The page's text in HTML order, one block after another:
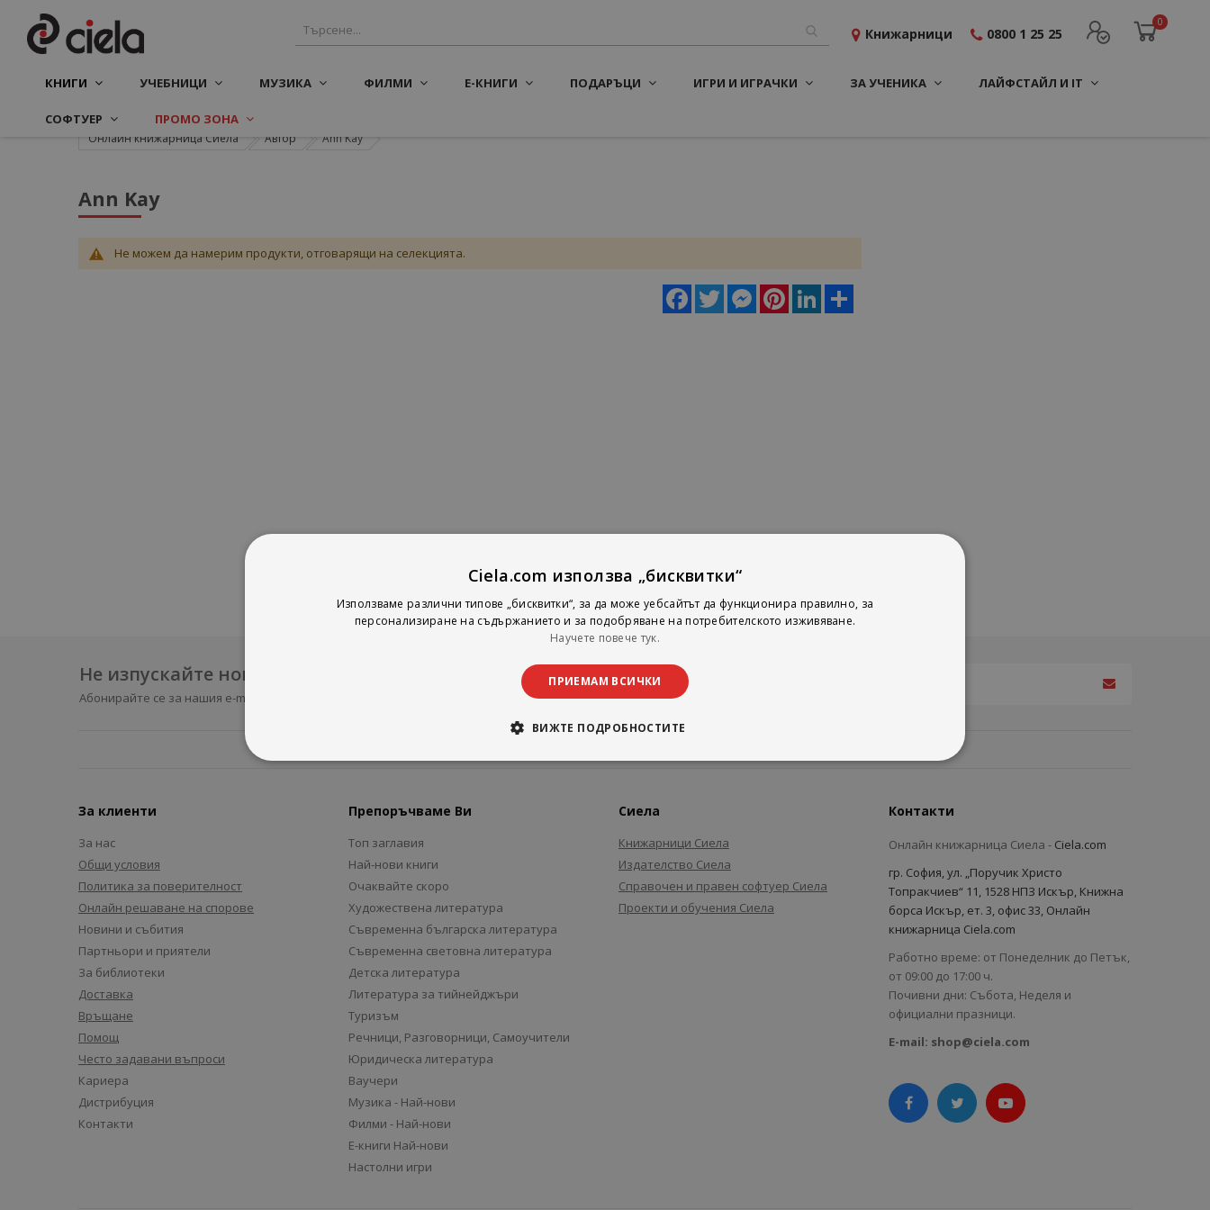
0
Книжарници 0800 1 25 25
КНИГИ УЧЕБНИЦИ МУЗИКА ФИЛМИ Е-КНИГИ ПОДАРЪЦИ ИГРИ И ИГРАЧКИ ЗА УЧЕНИКА ЛАЙФСТАЙЛ И IT
СОФТУЕР ПРОМО ЗОНА
Онлайн книжарница Сиела Автор Ann Kay
Ann Kay
Не можем да намерим продукти, отговарящи на селекцията.
Facebook
Twitter MessengerPinterestLinkedIn
Не изпускайте нови продукти и промоции
Абонирайте се за нашия e-mail бюлетин
За клиенти
За нас
Общи условия
Политика за поверителност
Онлайн решаване на спорове
Новини и събития
Партньори и приятели
За библиотеки
Доставка
Връщане
Помощ
Често задавани въпроси
Кариера
Дистрибуция
Контакти
Препоръчваме Ви
Топ заглавия
Най-нови книги
Очаквайте скоро
Художествена литература
Съвременна българска литература
Съвременна световна литература
Детска литература
Литература за тийнейджъри
Туризъм
Речници, Разговорници, Самоучители
Юридическа литература
Ваучери
Музика - Най-нови
Филми - Най-нови
Е-книги Най-нови
Настолни игри
Сиела
Книжарници Сиела
Издателство Сиела
Справочен и правен софтуер Сиела
Проекти и обучения Сиела
Контакти
Онлайн книжарница Сиела - Ciela.com
гр. София, ул. „Поручик Христо
Топракчиев“ 11, 1528 НПЗ Искър, Книжна
борса Искър, ет. 3, офис 33, Онлайн
книжарница Ciela.com
Работно време: от Понеделник до Петък,
от 09:00 до 17:00 ч.
Почивни дни: Събота, Неделя и
официални празници.
E-mail: shop@ciela.com
Ciela.com използва „бисквитки“
Използваме различни типове „бисквитки“, за да може уебсайтът да функционира правилно, за
персонализиране на съдържанието и за подобряване на потребителското изживяване.
Научете повече тук.
ПРИЕМАМ ВСИЧКИ
ВИЖТЕ ПОДРОБНОСТИТЕ